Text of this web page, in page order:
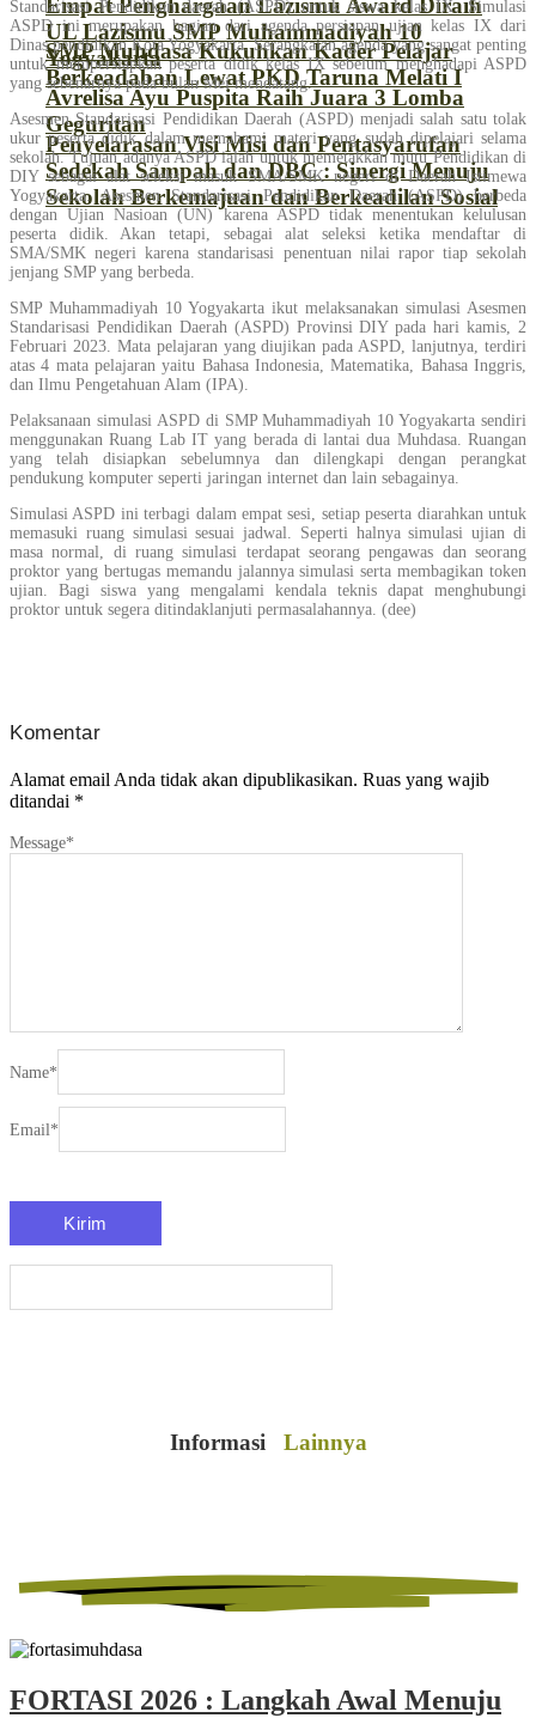
UL Lazismu SMP Muhammadiyah 10
Yogyakarta
SMP Muhdasa Kukuhkan Kader Pelajar
Berkeadaban Lewat PKD Taruna Melati I
Avrelisa Ayu Puspita Raih Juara 3 Lomba
Geguritan
Penyelarasan Visi Misi dan Pentasyarufan
Sedekah Sampah dan DBC : Sinergi Menuju
Sekolah Berkemajuan dan Berkeadilan Sosial
Standarisasi Pendidikan daerah (ASPD) untuk siswa kelas IX. Simulasi
ASPD ini merupakan bagian dari agenda persiapan ujian kelas IX dari
Dinas pendidikan Kota Yogyakarta. Serangkaian agenda yang sangat penting
untuk mempersiapkan peserta didik kelas IX sebelum menghadapi ASPD
yang sebenarnya pada bulan Mei mendatang.
Asesmen Standarisasi Pendidikan Daerah (ASPD) menjadi salah satu tolak
ukur peserta didik dalam memahami materi yang sudah dipelajari selama
sekolah. Tujuan adanya ASPD ialah untuk memetakkan mutu Pendidikan di
DIY sebagai alat seleksi masuk SMA/SMK negeri di Daerah Istimewa
Yogyakarta. Asesmen Standarisasi Pendidikan Daerah (ASPD) berbeda
dengan Ujian Nasioan (UN) karena ASPD tidak menentukan kelulusan
peserta didik. Akan tetapi, sebagai alat seleksi ketika mendaftar di
SMA/SMK negeri karena standarisasi penentuan nilai rapor tiap sekolah
jenjang SMP yang berbeda.
SMP Muhammadiyah 10 Yogyakarta ikut melaksanakan simulasi Asesmen
Standarisasi Pendidikan Daerah (ASPD) Provinsi DIY pada hari kamis, 2
Februari 2023. Mata pelajaran yang diujikan pada ASPD, lanjutnya, terdiri
atas 4 mata pelajaran yaitu Bahasa Indonesia, Matematika, Bahasa Inggris,
dan Ilmu Pengetahuan Alam (IPA).
Pelaksanaan simulasi ASPD di SMP Muhammadiyah 10 Yogyakarta sendiri
menggunakan Ruang Lab IT yang berada di lantai dua Muhdasa. Ruangan
yang telah disiapkan sebelumnya dan dilengkapi dengan perangkat
pendukung komputer seperti jaringan internet dan lain sebagainya.
Simulasi ASPD ini terbagi dalam empat sesi, setiap peserta diarahkan untuk
memasuki ruang simulasi sesuai jadwal. Seperti halnya simulasi ujian di
masa normal, di ruang simulasi terdapat seorang pengawas dan seorang
proktor yang bertugas memandu jalannya simulasi serta membagikan token
ujian. Bagi siswa yang mengalami kendala teknis dapat menghubungi
proktor untuk segera ditindaklanjuti permasalahannya. (dee)
Komentar
Alamat email Anda tidak akan dipublikasikan. Ruas yang wajib
ditandai *
Message*
Name*
Email*
Informasi Lainnya
FORTASI 2026 : Langkah Awal Menuju